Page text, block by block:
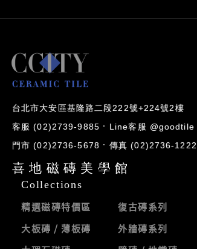
台北市大安區基隆路二段222號+224號2樓
客服 (02)2739-9885 Line客服 @goodtile
門市 (02)2736-5678 傳真 (02)2736-1222
喜地磁磚美學館
Collections
精選磁磚特價區
大板磚 / 薄板磚
復古磚系列
外牆磚系列